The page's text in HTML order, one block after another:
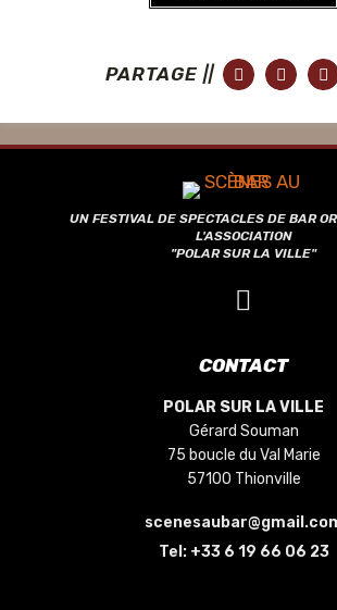
PARTAGE ||
UN FESTIVAL DE SPECTACLES DE BAR
L'ASSOCIATION
"POLAR SUR LA VILLE"
CONTACT
POLAR SUR LA VILLE
Gérard Souman
75 boucle du Val Marie
57100 Thionville
Tel: +33 6 19 66 06 23